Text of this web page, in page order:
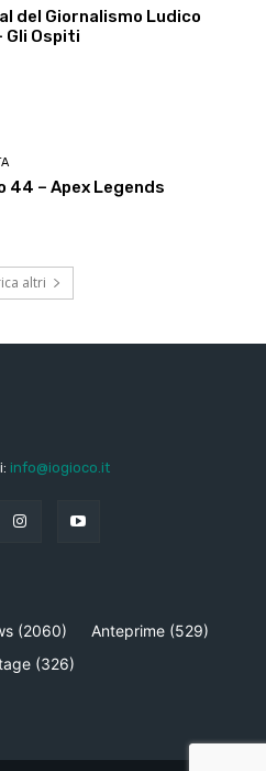
del Giornalismo Ludico
Gli Ospiti
44 – Apex Legends
altri
info@iogioco.it
(2060) Anteprime (529)
(326)